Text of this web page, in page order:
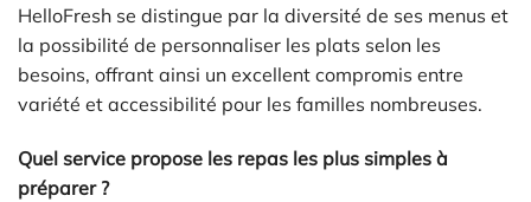
HelloFresh se distingue par la diversité de ses menus et
la possibilité de personnaliser les plats selon les
besoins, offrant ainsi un excellent compromis entre
variété et accessibilité pour les familles nombreuses.
Quel service propose les repas les plus simples à
préparer ?